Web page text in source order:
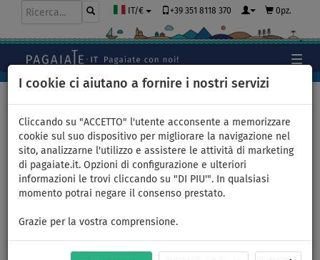
I cookie ci aiutano a fornire i nostri servizi
Cliccando su "ACCETTO" l'utente acconsente a memorizzare
cookie sul suo dispositivo per migliorare la navigazione nel
sito, analizzarne l'utilizzo e assistere le attività di marketing
di pagaiate.it. Opzioni di configurazione e ulteriori
informazioni le trovi cliccando su "DI PIU'". In qualsiasi
momento potrai negare il consenso prestato.
Grazie per la vostra comprensione.
IT/€ +39 351 8118 370 0pz.
Gommone AQUA MARINA A-
DeLuxe 2,77m WF - gommone
gonfiabile con pavimento in
legno - set: con motore